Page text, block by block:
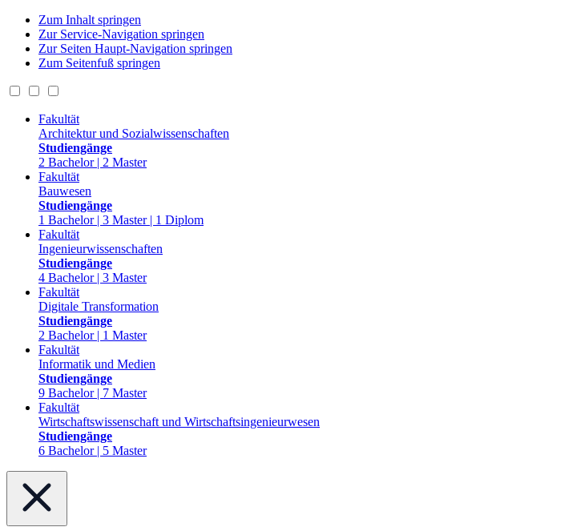
Zum Inhalt springen
Zur Service-Navigation springen
Zur Seiten Haupt-Navigation springen
Zum Seitenfuß springen
Fakultät
Architektur und Sozialwissenschaften
Studiengänge
2 Bachelor | 2 Master
Fakultät
Bauwesen
Studiengänge
1 Bachelor | 3 Master | 1 Diplom
Fakultät
Ingenieurwissenschaften
Studiengänge
4 Bachelor | 3 Master
Fakultät
Digitale Transformation
Studiengänge
2 Bachelor | 1 Master
Fakultät
Informatik und Medien
Studiengänge
9 Bachelor | 7 Master
Fakultät
Wirtschaftswissenschaft und Wirtschaftsingenieurwesen
Studiengänge
6 Bachelor | 5 Master